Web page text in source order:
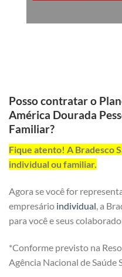
Posso contratar o
América Dourada
Familiar?
Fique atento! A Bradesco
individual ou familiar.
Agora se você for
empresário individual , a
para você e seus
*Conforme previsto na
Agência Nacional de Saúde